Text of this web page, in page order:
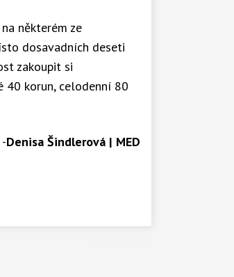
některém ze
dosavadních deseti
zakoupit si
40 korun, celodenní 80
-Denisa Šindlerová | MED